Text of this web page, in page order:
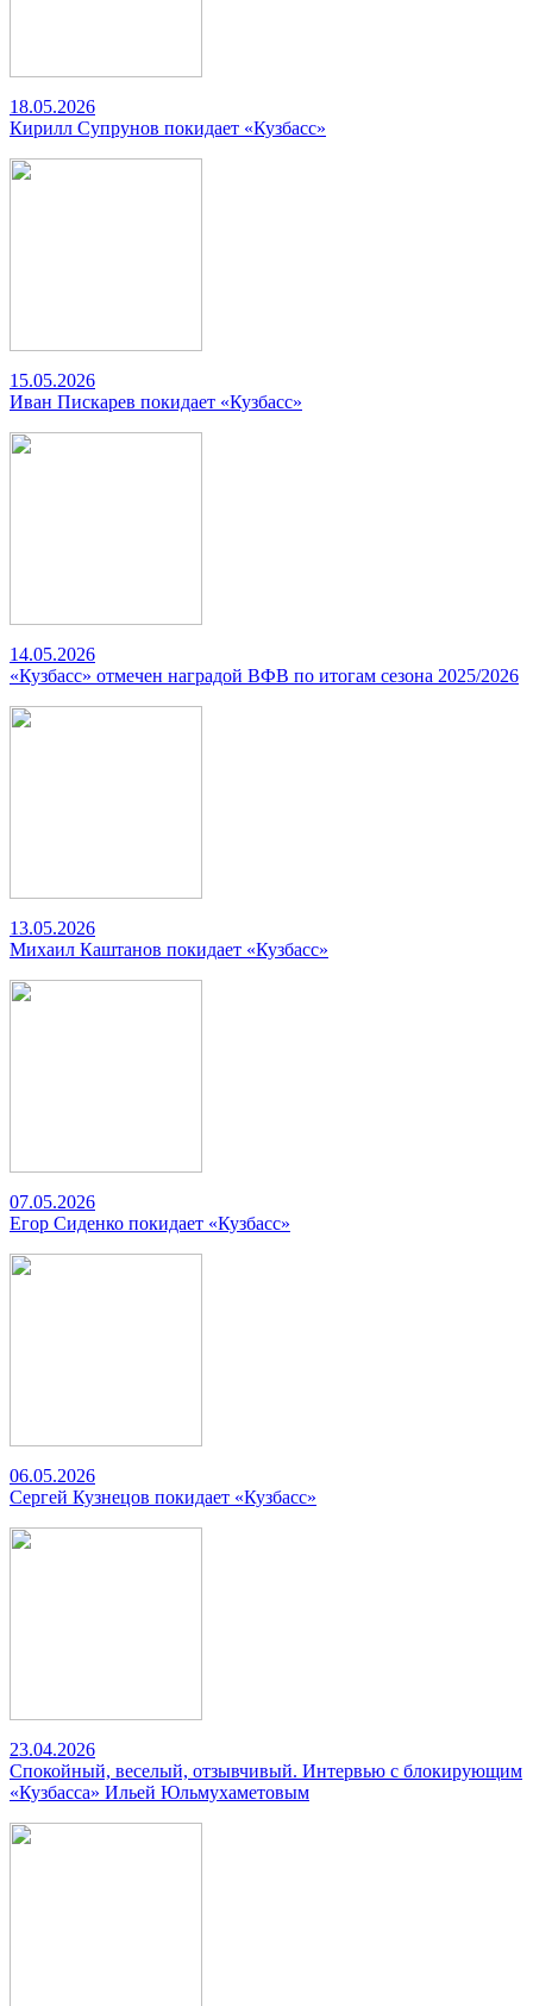
18.05.2026
Кирилл Супрунов покидает «Кузбасс»
15.05.2026
Иван Пискарев покидает «Кузбасс»
14.05.2026
«Кузбасс» отмечен наградой ВФВ по итогам сезона 2025/2026
13.05.2026
Михаил Каштанов покидает «Кузбасс»
07.05.2026
Егор Сиденко покидает «Кузбасс»
06.05.2026
Сергей Кузнецов покидает «Кузбасс»
23.04.2026
Спокойный, веселый, отзывчивый. Интервью с блокирующим
«Кузбасса» Ильей Юльмухаметовым